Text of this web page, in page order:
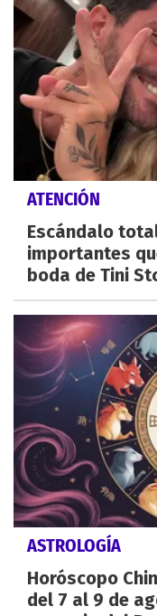
ATENCIÓN
Escándalo
importantes
boda de Tini
ASTROLOGÍA
Horóscopo
del 7 al 9 de